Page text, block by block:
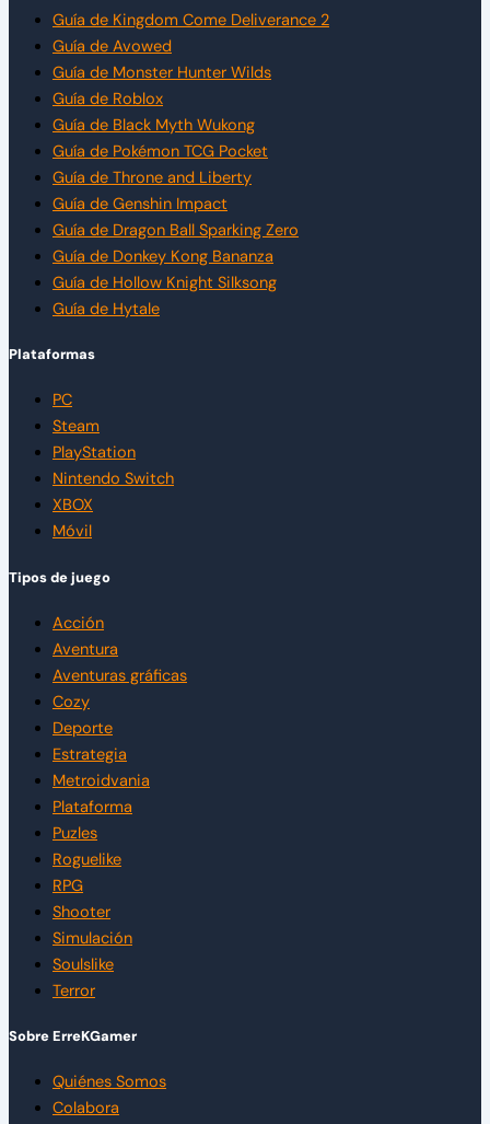
Guía de Kingdom Come Deliverance 2
Guía de Avowed
Guía de Monster Hunter Wilds
Guía de Roblox
Guía de Black Myth Wukong
Guía de Pokémon TCG Pocket
Guía de Throne and Liberty
Guía de Genshin Impact
Guía de Dragon Ball Sparking Zero
Guía de Donkey Kong Bananza
Guía de Hollow Knight Silksong
Guía de Hytale
Plataformas
PC
Steam
PlayStation
Nintendo Switch
XBOX
Móvil
Tipos de juego
Acción
Aventura
Aventuras gráficas
Cozy
Deporte
Estrategia
Metroidvania
Plataforma
Puzles
Roguelike
RPG
Shooter
Simulación
Soulslike
Terror
Sobre ErreKGamer
Quiénes Somos
Colabora